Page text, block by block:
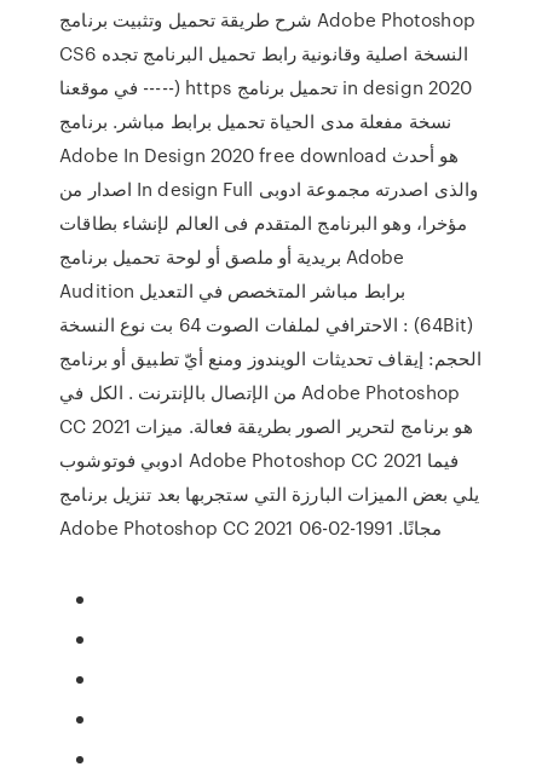
شرح طريقة تحميل وتثبيت برنامج Adobe Photoshop
CS6 النسخة اصلية وقانونية رابط تحميل البرنامج تجده
في موقعنا -----) https تحميل برنامج in design 2020
نسخة مفعلة مدى الحياة تحميل برابط مباشر. برنامج
Adobe In Design 2020 free download هو أحدث
اصدار من In design Full والذى اصدرته مجموعة ادوبى
مؤخرا، وهو البرنامج المتقدم فى العالم لإنشاء بطاقات
بريدية أو ملصق أو لوحة تحميل برنامج Adobe
Audition برابط مباشر المتخصص في التعديل
الاحترافي لملفات الصوت 64 بت نوع النسخة : (64Bit)
الحجم: إيقاف تحديثات الويندوز ومنع أيّ تطبيق أو برنامج
من الإتصال بالإنترنت . الكل في Adobe Photoshop
CC 2021 هو برنامج لتحرير الصور بطريقة فعالة. ميزات
ادوبي فوتوشوب Adobe Photoshop CC 2021 فيما
يلي بعض الميزات البارزة التي ستجربها بعد تنزيل برنامج
Adobe Photoshop CC 2021 مجانًا. 1991-02-06